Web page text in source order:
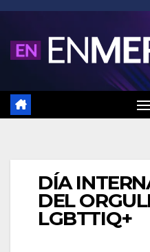
Saltar
contenido
DÍA
DEL
LGBTTIQ+